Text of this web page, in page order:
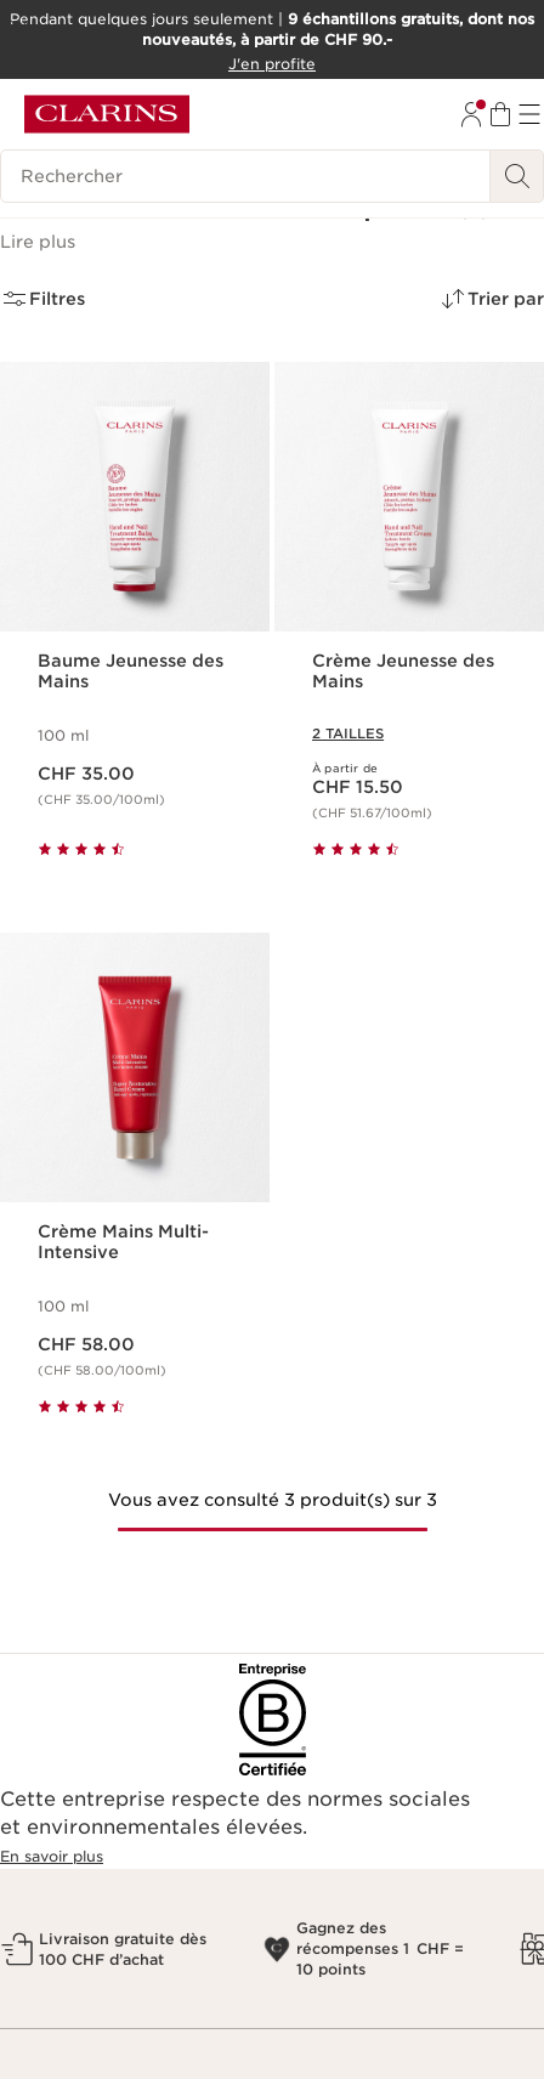
ALLER AU CONTENU
OUTIL D'ACCESSIBILITÉ
Pendant quelques jours seulement | 9 échantillons gratuits, dont nos
nouveautés, à partir de CHF 90.-
J'en profite
Historique des recherches
Soins des mains et des pieds (3)
Lire plus
Filtres Trier par
Baume Jeunesse des
Mains
100 ml
CHF 35.00
(CHF 35.00/100ml)
Crème Jeunesse des
Mains
2 TAILLES
À partir de
Nouveau prix CHF 15.50
CHF 15.50
(CHF 51.67/100ml)
Crème Mains Multi-
Intensive
100 ml
CHF 58.00
(CHF 58.00/100ml)
Vous avez consulté 3 produit(s) sur 3
Cette entreprise respecte des normes sociales
et environnementales élevées.
En savoir plus
Livraison gratuite dès
100 CHF d’achat
Gagnez des
récompenses 1 CHF =
10 points